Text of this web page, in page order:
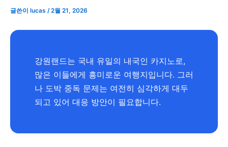
글쓴이 lucas /2월 21, 2026
강원랜드는 국내 유일의 내국인 카지노로,
많은 이들에게 흥미로운 여행지입니다. 그러
나 도박 중독 문제는 여전히 심각하게 대두
되고 있어 대응 방안이 필요합니다.